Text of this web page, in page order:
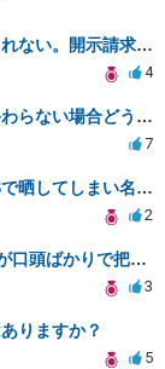
誹謗中傷に当たる内容を投稿したかもしれない。開示請求や民事刑事裁判に発展しうるのか教えて欲しい。
4
開示請求の仮処分での審尋で２回目で終わらない場合どうしたらいいですか
7
当方の腹いせで相手方の個人情報をSNSで晒してしまい名誉毀損させてしまったかもしれない
2
Xの開示請求の双方審で、相手方の主張が口頭ばかりで把握しきれません
3
りますか？
5